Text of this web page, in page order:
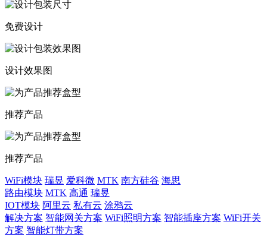
免费设计
设计效果图
推荐产品
推荐产品
WiFi模块 瑞昱 爱科微 MTK 南方硅谷 海思
路由模块 MTK 高通 瑞昱
IOT模块 阿里云 私有云 涂鸦云
解决方案 智能网关方案 WiFi照明方案 智能插座方案 WiFi开关
方案 智能灯带方案